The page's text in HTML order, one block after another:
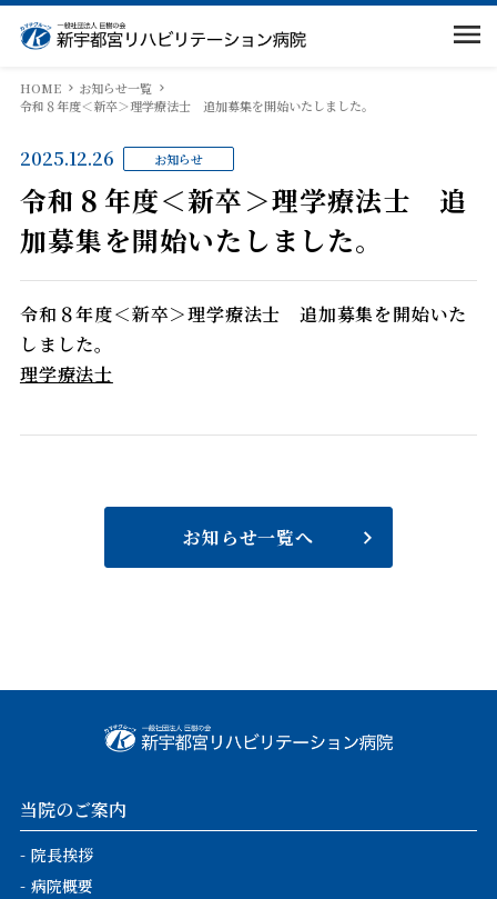
当院のご案内
病院概要
回復期リハとは
当院での取り組み
リハビリの内容
実績紹介
行動計画
入院案内
入院のご案内
入院案内動画
面会・お見舞いの方
医局
歯科
看護部
リハビリテーション課
求人情報
交通・駐車場案内
HOME
お知らせ一覧
令和８年度＜新卒＞理学療法士 追加募集を開始いたしました。
2025.12.26 お知らせ
令和８年度＜新卒＞理学療法士 追
加募集を開始いたしました。
令和８年度＜新卒＞理学療法士 追加募集を開始いた
しました。
理学療法士
お知らせ一覧へ
当院のご案内
院長挨拶
病院概要